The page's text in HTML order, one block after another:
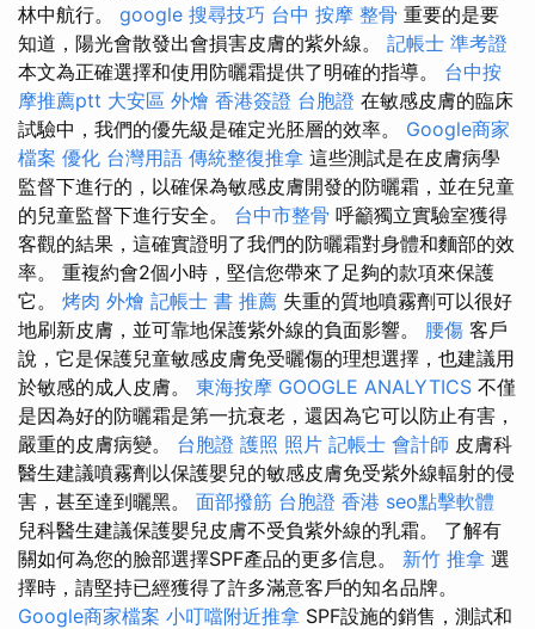
林中航行。 google 搜尋技巧 台中 按摩 整骨 重要的是要
知道，陽光會散發出會損害皮膚的紫外線。 記帳士 準考證
本文為正確選擇和使用防曬霜提供了明確的指導。 台中按
摩推薦ptt 大安區 外燴 香港簽證 台胞證 在敏感皮膚的臨床
試驗中，我們的優先級是確定光胚層的效率。 Google商家
檔案 優化 台灣用語 傳統整復推拿 這些測試是在皮膚病學
監督下進行的，以確保為敏感皮膚開發的防曬霜，並在兒童
的兒童監督下進行安全。 台中市整骨 呼籲獨立實驗室獲得
客觀的結果，這確實證明了我們的防曬霜對身體和麵部的效
率。 重複約會2個小時，堅信您帶來了足夠的款項來保護
它。 烤肉 外燴 記帳士 書 推薦 失重的質地噴霧劑可以很好
地刷新皮膚，並可靠地保護紫外線的負面影響。 腰傷 客戶
說，它是保護兒童敏感皮膚免受曬傷的理想選擇，也建議用
於敏感的成人皮膚。 東海按摩 GOOGLE ANALYTICS 不僅
是因為好的防曬霜是第一抗衰老，還因為它可以防止有害，
嚴重的皮膚病變。 台胞證 護照 照片 記帳士 會計師 皮膚科
醫生建議噴霧劑以保護嬰兒的敏感皮膚免受紫外線輻射的侵
害，甚至達到曬黑。 面部撥筋 台胞證 香港 seo點擊軟體
兒科醫生建議保護嬰兒皮膚不受負紫外線的乳霜。 了解有
關如何為您的臉部選擇SPF產品的更多信息。 新竹 推拿 選
擇時，請堅持已經獲得了許多滿意客戶的知名品牌。
Google商家檔案 小叮噹附近推拿 SPF設施的銷售，測試和